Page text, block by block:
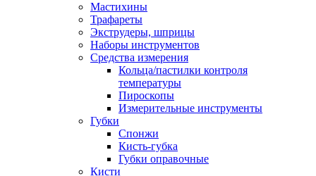
Мастихины
Трафареты
Экструдеры, шприцы
Наборы инструментов
Средства измерения
Кольца/пастилки контроля
температуры
Пироскопы
Измерительные инструменты
Губки
Спонжи
Кисть-губка
Губки оправочные
Кисти